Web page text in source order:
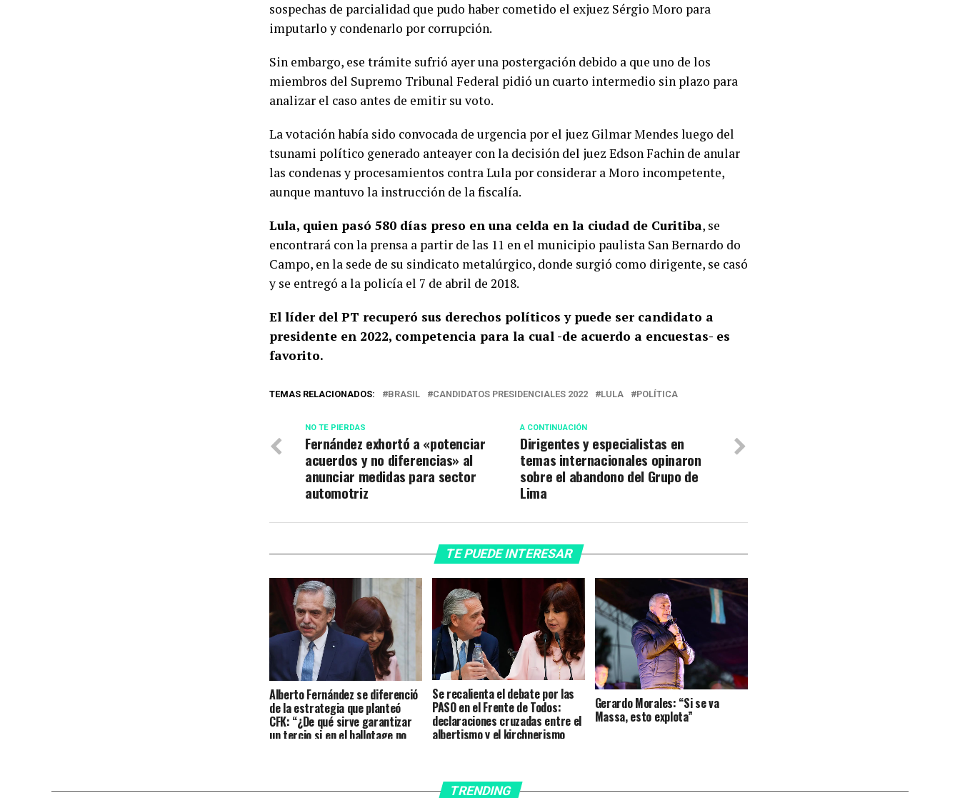
sospechas de parcialidad que pudo haber cometido el exjuez Sérgio Moro para
imputarlo y condenarlo por corrupción.
Sin embargo, ese trámite sufrió ayer una postergación debido a que uno de los
miembros del Supremo Tribunal Federal pidió un cuarto intermedio sin plazo para
analizar el caso antes de emitir su voto.
La votación había sido convocada de urgencia por el juez Gilmar Mendes luego del
tsunami político generado anteayer con la decisión del juez Edson Fachin de anular
las condenas y procesamientos contra Lula por considerar a Moro incompetente,
aunque mantuvo la instrucción de la fiscalía.
Lula, quien pasó 580 días preso en una celda en la ciudad de Curitiba, se
encontrará con la prensa a partir de las 11 en el municipio paulista San Bernardo do
Campo, en la sede de su sindicato metalúrgico, donde surgió como dirigente, se casó
y se entregó a la policía el 7 de abril de 2018.
El líder del PT recuperó sus derechos políticos y puede ser candidato a
presidente en 2022, competencia para la cual -de acuerdo a encuestas- es
favorito.
TEMAS RELACIONADOS: BRASIL CANDIDATOS PRESIDENCIALES 2022 LULA POLÍTICA
A CONTINUACIÓN
Dirigentes y especialistas en
temas internacionales opinaron
sobre el abandono del Grupo de
Lima
NO TE PIERDAS
Fernández exhortó a «potenciar
acuerdos y no diferencias» al
anunciar medidas para sector
automotriz
TE PUEDE INTERESAR
Alberto Fernández se diferenció
de la estrategia que planteó
CFK: “¿De qué sirve garantizar
un tercio si en el ballotage no
Se recalienta el debate por las
PASO en el Frente de Todos:
declaraciones cruzadas entre el
albertismo y el kirchnerismo
Gerardo Morales: “Si se va
Massa, esto explota”
TRENDING